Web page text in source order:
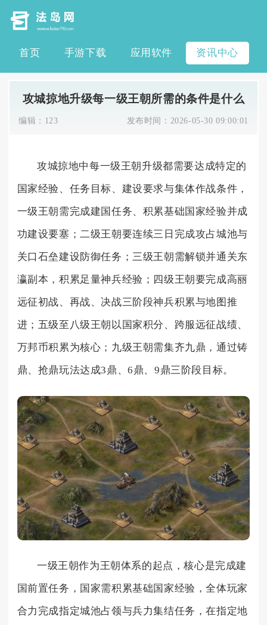
首页 手游下载 应用软件 资讯中心
攻城掠地升级每一级王朝所需的条件是什么
编辑： 123 发布时间： 2026-05-30 09:00:01
攻城掠地中每一级王朝升级都需要达成特定的
国家经验、任务目标、建设要求与集体作战条件，
一级王朝需完成建国任务、积累基础国家经验并成
功建设要塞；二级王朝要连续三日完成攻占城池与
关口石垒建设防御任务；三级王朝需解锁并通关东
瀛副本，积累足量神兵经验；四级王朝要完成高丽
远征初战、再战、决战三阶段神兵积累与地图推
进；五级至八级王朝以国家积分、跨服远征战绩、
万邦币积累为核心；九级王朝需集齐九鼎，通过铸
鼎、抢鼎玩法达成3鼎、6鼎、9鼎三阶段目标。
一级王朝作为王朝体系的起点，核心是完成建
国前置任务，国家需积累基础国家经验，全体玩家
合力完成指定城池占领与兵力集结任务，在指定地